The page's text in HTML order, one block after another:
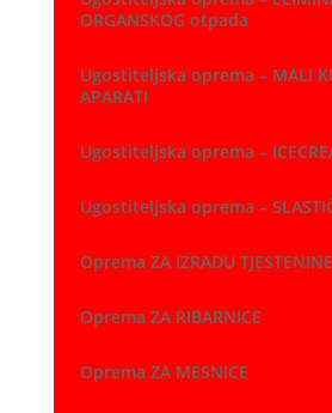
ORGANSKOG otpada
Ugostiteljska oprema – MALI
APARATI
Ugostiteljska oprema –
Ugostiteljska oprema –
Oprema ZA IZRADU TJESTENINE
Oprema ZA RIBARNICE
Oprema ZA MESNICE